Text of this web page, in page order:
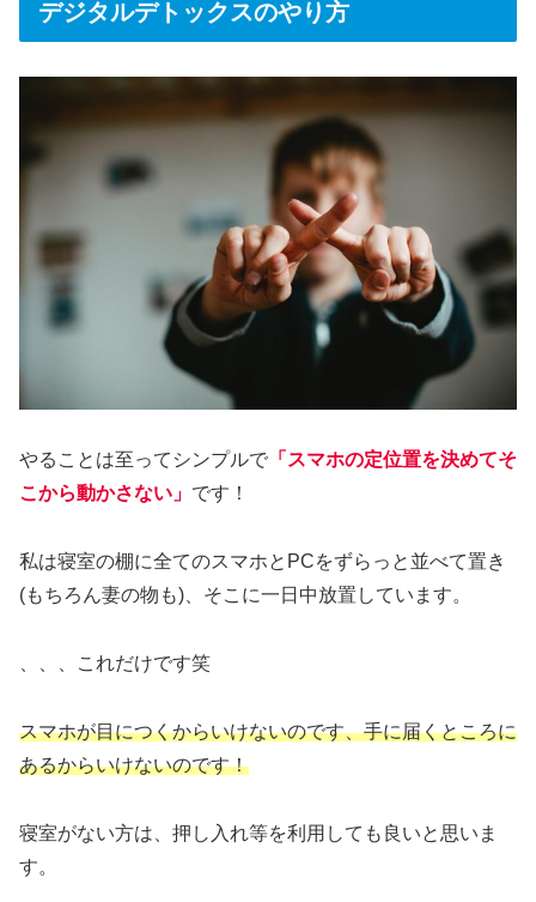
デジタルデトックスのやり方
やることは至ってシンプルで 「スマホの定位置を決めてそ
こから動かさない」 です！
私は寝室の棚に全てのスマホとPCをずらっと並べて置き
(もちろん妻の物も)、そこに一日中放置しています。
、、、これだけです笑
スマホが目につくからいけないのです、手に届くところに
あるからいけないのです！
寝室がない方は、押し入れ等を利用しても良いと思いま
す。